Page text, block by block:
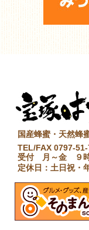
国産蜂蜜・天然蜂
TEL/FAX 0797-
受付 月～金 ９
定休日：土日祝・